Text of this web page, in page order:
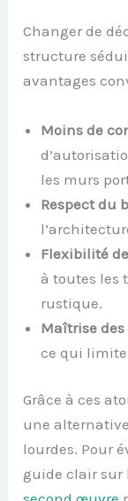
Changer de
structure
avantages
Moins de
les murs
Respect du
Flexibilité
à toutes les
rustique.
Maîtrise des
ce qui limite
Grâce à ces
une
lourdes. Pour
guide clair sur